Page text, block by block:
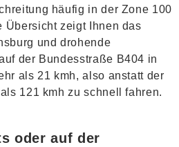
häufig in der Zone 100
Übersicht zeigt Ihnen das
und drohende
der Bundesstraße B404 in
als 21 kmh, also anstatt der
121 kmh zu schnell fahren.
oder auf der